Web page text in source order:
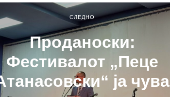
СЛЕДНО
Проданоски:
Фестивалот „Пеце
ја чува